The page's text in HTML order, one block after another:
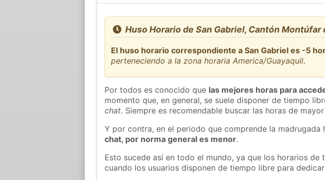
Huso Horario de San Gabriel, Cantón Montúfar
El huso horario correspondiente a San Gabriel es -5
perteneciendo a la zona horaria America/Guayaquil.
Por todos es conocido que las mejores horas para
momento que, en general, se suele disponer de tiempo
chat. Siempre es recomendable buscar las horas de
Y por contra, en el periodo que comprende la
chat, por norma general es menor.
Esto sucede así en todo el mundo, ya que los horarios
cuando los usuarios disponen de tiempo libre para